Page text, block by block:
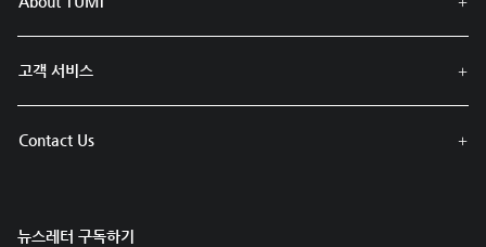
고객 서비스
Contact Us
뉴스레터 구독하기